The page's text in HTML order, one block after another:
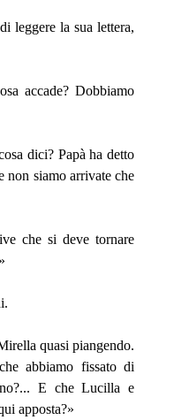
leggere la sua lettera,
accade? Dobbiamo
dici? Papà ha detto
non siamo arrivate che
che si deve tornare
quasi piangendo.
abbiamo fissato di
E che Lucilla e
apposta?»